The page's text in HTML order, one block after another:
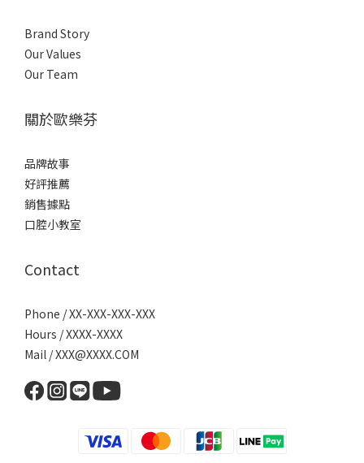
Brand Story
Our Values
Our Team
關於歐樂芬
品牌故事
好評推薦
銷售據點
口腔小教室
Contact
Phone / XX-XXX-XXX-XXX
Hours / XXXX-XXXX
Mail / XXX@XXXX.COM